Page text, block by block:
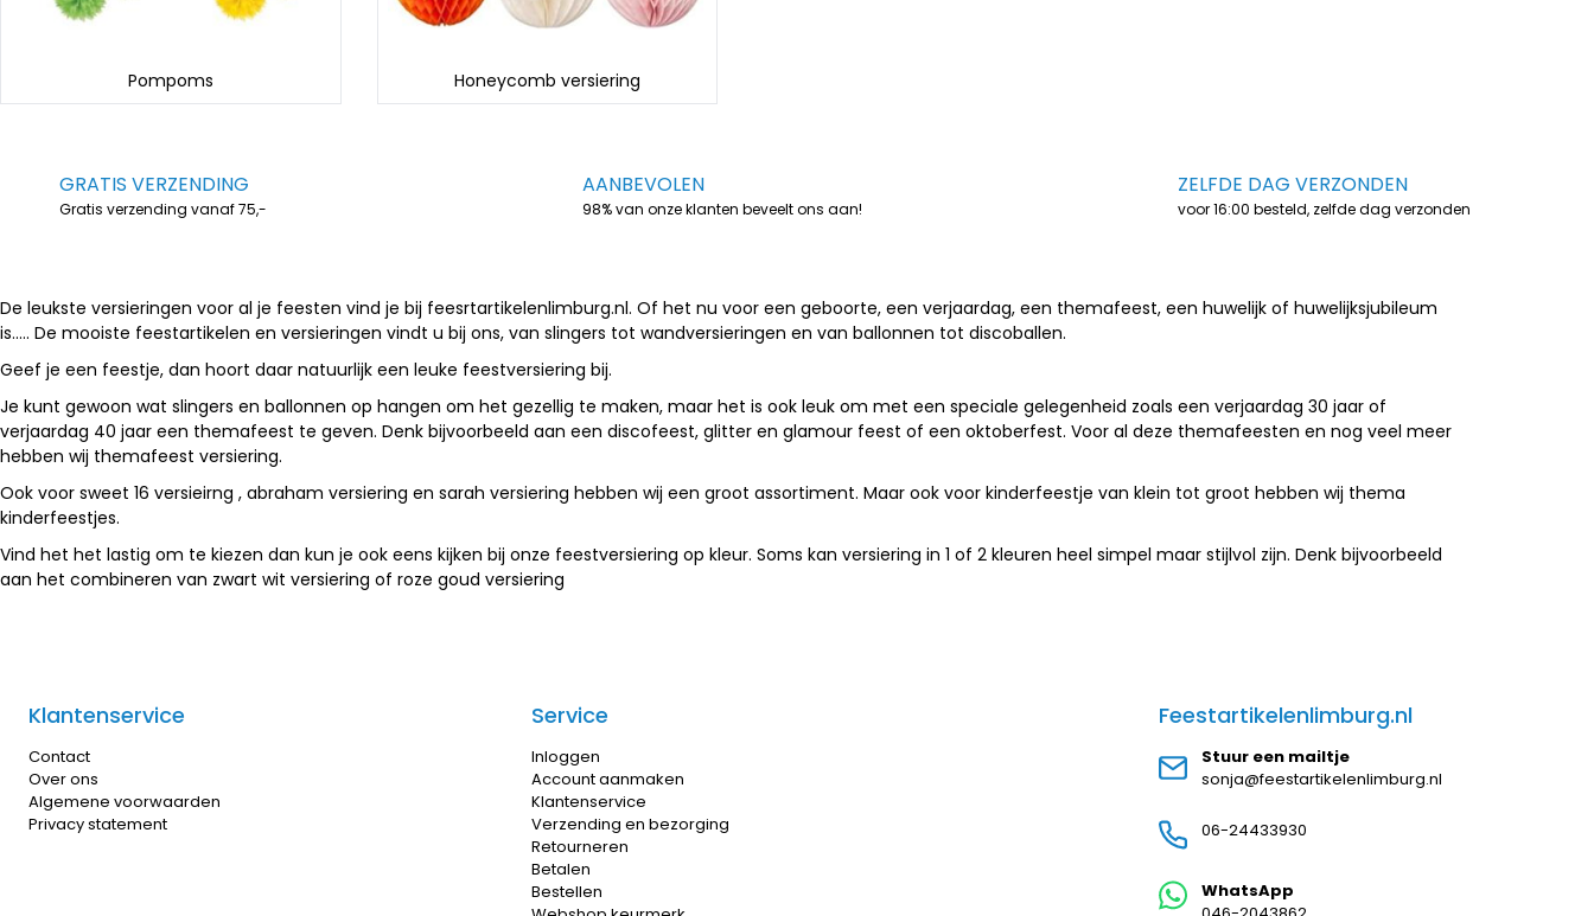
Pompoms Honeycomb versiering
GRATIS VERZENDING
Gratis verzending vanaf 75,-
AANBEVOLEN
98% van onze klanten beveelt ons aan!
ZELFDE DAG VERZONDEN
voor 16:00 besteld, zelfde dag verzonden
De leukste versieringen voor al je feesten vind je bij feesrtartikelenlimburg.nl. Of het nu voor een geboorte, een verjaardag, een themafeest, een huwelijk of huwelijksjubileum
is..... De mooiste feestartikelen en versieringen vindt u bij ons, van slingers tot wandversieringen en van ballonnen tot discoballen.
Geef je een feestje, dan hoort daar natuurlijk een leuke feestversiering bij.
Je kunt gewoon wat slingers en ballonnen op hangen om het gezellig te maken, maar het is ook leuk om met een speciale gelegenheid zoals een verjaardag 30 jaar of
verjaardag 40 jaar een themafeest te geven. Denk bijvoorbeeld aan een discofeest, glitter en glamour feest of een oktoberfest. Voor al deze themafeesten en nog veel meer
hebben wij themafeest versiering.
Ook voor sweet 16 versieirng , abraham versiering en sarah versiering hebben wij een groot assortiment. Maar ook voor kinderfeestje van klein tot groot hebben wij thema
kinderfeestjes.
Vind het het lastig om te kiezen dan kun je ook eens kijken bij onze feestversiering op kleur. Soms kan versiering in 1 of 2 kleuren heel simpel maar stijlvol zijn. Denk bijvoorbeeld
aan het combineren van zwart wit versiering of roze goud versiering
Klantenservice
Contact
Over ons
Algemene voorwaarden
Privacy statement
Service
Inloggen
Account aanmaken
Klantenservice
Verzending en bezorging
Retourneren
Betalen
Bestellen
Feestartikelenlimburg.nl
Stuur een mailtje
sonja@feestartikelenlimburg.nl
06-24433930
WhatsApp